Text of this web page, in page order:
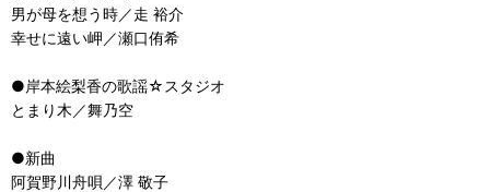
男が母を想う時／走 裕介
幸せに遠い岬／瀬口侑希
●岸本絵梨香の歌謡☆スタジオ
とまり木／舞乃空
●新曲
阿賀野川舟唄／澤 敬子